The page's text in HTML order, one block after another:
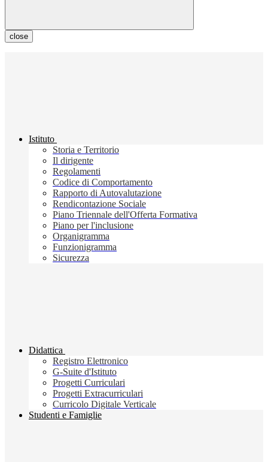
close
Istituto
Storia e Territorio
Il dirigente
Regolamenti
Codice di Comportamento
Rapporto di Autovalutazione
Rendicontazione Sociale
Piano Triennale dell'Offerta Formativa
Piano per l'inclusione
Organigramma
Funzionigramma
Sicurezza
Didattica
Registro Elettronico
G-Suite d'Istituto
Progetti Curriculari
Progetti Extracurriculari
Curricolo Digitale Verticale
Studenti e Famiglie